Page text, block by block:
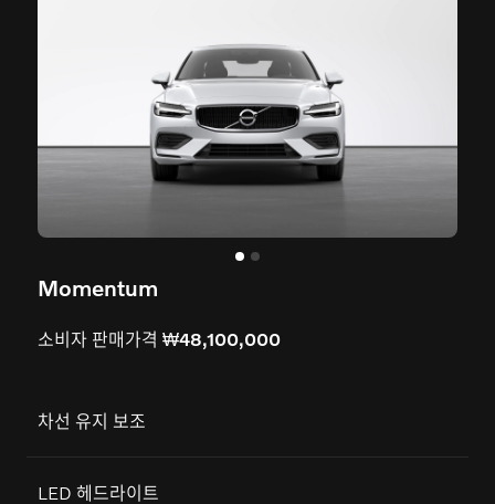
Momentum
소비자 판매가격 ₩48,100,000
차선 유지 보조
LED 헤드라이트